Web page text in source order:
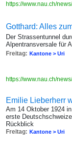
https://www.nau.ch/
Gotthard: Alles
Der Strassentunnel
Alpentransversale für
Freitag: Kantone > Uri
https://www.nau.ch/
Emilie Lieberherr
Am 14 Oktober 1924
erste
Rückblick
Freitag: Kantone > Uri